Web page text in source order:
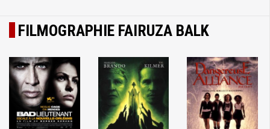
FILMOGRAPHIE FAIRUZA BALK